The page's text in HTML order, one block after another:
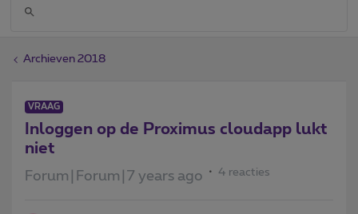
Archieven 2018
VRAAG
Inloggen op de Proximus cloudapp lukt
niet
Forum|Forum|7 years ago 4 reacties